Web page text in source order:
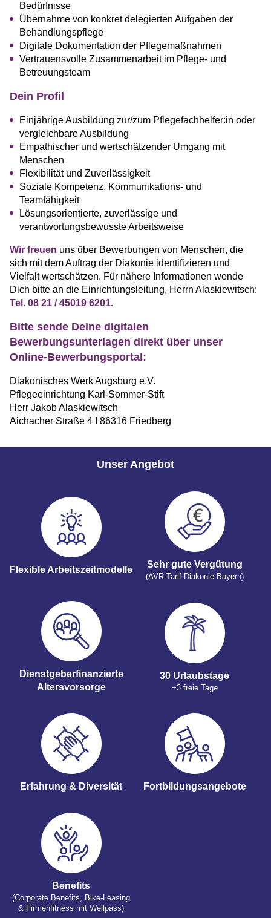
Bedürfnisse
Übernahme von konkret delegierten Aufgaben der
Behandlungspflege
Digitale Dokumentation der Pflegemaßnahmen
Vertrauensvolle Zusammenarbeit im Pflege- und
Betreuungsteam
Dein Profil
Einjährige Ausbildung zur/zum Pflegefachhelfer:in oder
vergleichbare Ausbildung
Empathischer und wertschätzender Umgang mit
Menschen
Flexibilität und Zuverlässigkeit
Soziale Kompetenz, Kommunikations- und
Teamfähigkeit
Lösungsorientierte, zuverlässige und
verantwortungsbewusste Arbeitsweise
Wir freuen uns über Bewerbungen von Menschen, die
sich mit dem Auftrag der Diakonie identifizieren und
Vielfalt wertschätzen. Für nähere Informationen wende
Dich bitte an die Einrichtungsleitung, Herrn Alaskiewitsch:
Tel. 08 21 / 45019 6201.
Bitte sende Deine digitalen
Bewerbungsunterlagen direkt über unser
Online-Bewerbungsportal:
Diakonisches Werk Augsburg e.V.
Pflegeeinrichtung Karl-Sommer-Stift
Herr Jakob Alaskiewitsch
Aichacher Straße 4 I 86316 Friedberg
Unser Angebot
Flexible Arbeitszeitmodelle Sehr gute Vergütung
(AVR-Tarif Diakonie Bayern)
Dienstgeberfinanzierte
Altersvorsorge
30 Urlaubstage
+3 freie Tage
Erfahrung & Diversität Fortbildungsangebote
Benefits
(Corporate Benefits, Bike-Leasing
& Firmenfitness mit Wellpass)